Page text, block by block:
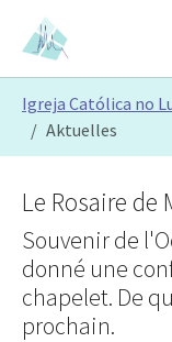
Skip to main content
Skip to page footer
Igreja Católica no
Aktuelles
Le Rosaire de
Souvenir de
donné une
chapelet. De
prochain.